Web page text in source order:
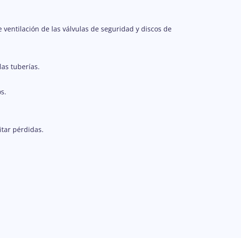
de las válvulas de seguridad y discos de
tuberías.
pérdidas.